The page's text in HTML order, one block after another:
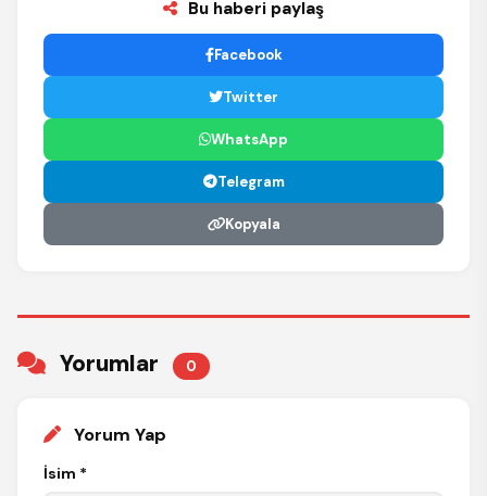
Bu haberi paylaş
Facebook
Twitter
WhatsApp
Telegram
Kopyala
Yorumlar 0
Yorum Yap
İsim *